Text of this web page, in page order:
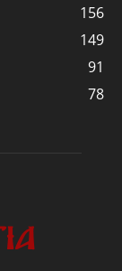
156
149
91
78